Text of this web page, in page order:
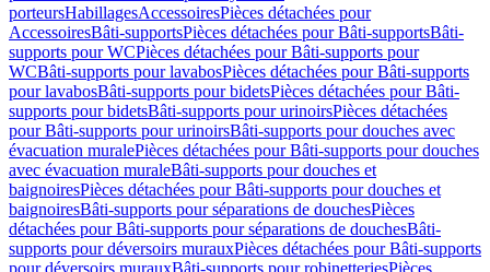
porteursHabillagesAccessoiresPièces détachées pour
AccessoiresBâti-supportsPièces détachées pour Bâti-supportsBâti-
supports pour WCPièces détachées pour Bâti-supports pour
WCBâti-supports pour lavabosPièces détachées pour Bâti-supports
pour lavabosBâti-supports pour bidetsPièces détachées pour Bâti-
supports pour bidetsBâti-supports pour urinoirsPièces détachées
pour Bâti-supports pour urinoirsBâti-supports pour douches avec
évacuation muralePièces détachées pour Bâti-supports pour douches
avec évacuation muraleBâti-supports pour douches et
baignoiresPièces détachées pour Bâti-supports pour douches et
baignoiresBâti-supports pour séparations de douchesPièces
détachées pour Bâti-supports pour séparations de douchesBâti-
supports pour déversoirs murauxPièces détachées pour Bâti-supports
pour déversoirs murauxBâti-supports pour robinetteriesPièces